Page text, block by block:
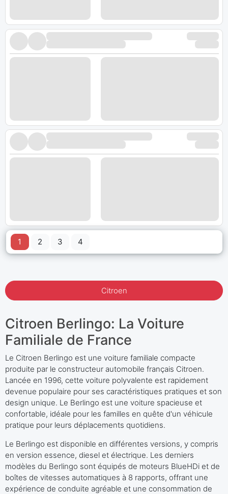
1 2 3 4
Citroen
Citroen Berlingo: La Voiture
Familiale de France
Le Citroen Berlingo est une voiture familiale compacte
produite par le constructeur automobile français Citroen.
Lancée en 1996, cette voiture polyvalente est rapidement
devenue populaire pour ses caractéristiques pratiques et son
design unique. Le Berlingo est une voiture spacieuse et
confortable, idéale pour les familles en quête d'un véhicule
pratique pour leurs déplacements quotidiens.
Le Berlingo est disponible en différentes versions, y compris
en version essence, diesel et électrique. Les derniers
modèles du Berlingo sont équipés de moteurs BlueHDi et de
boîtes de vitesses automatiques à 8 rapports, offrant une
expérience de conduite agréable et une consommation de